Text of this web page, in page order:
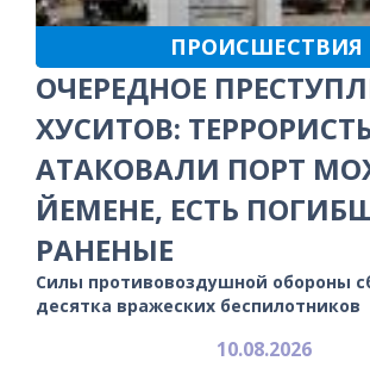
ПРОИСШЕСТВИЯ
ОЧЕРЕДНОЕ
ХУСИТОВ:
АТАКОВАЛИ ПОРТ
ЙЕМЕНЕ, ЕСТЬ
РАНЕНЫЕ
Силы противовоздушной обороны
десятка вражеских беспилотников
10.08.2026